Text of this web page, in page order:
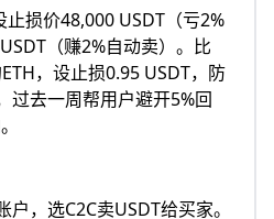
止损价48,000 USDT（亏2%
（赚2%自动卖）。比
，设止损0.95 USDT，防
过去一周帮用户避开5%回
，选C2C卖USDT给买家。